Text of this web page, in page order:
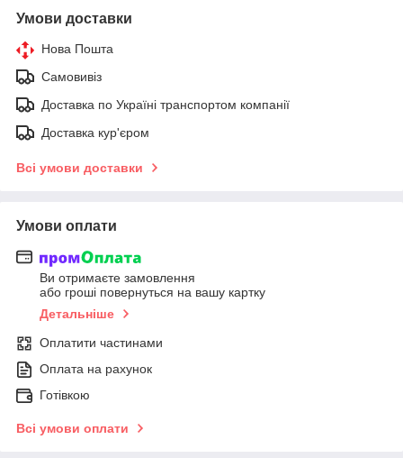
Умови доставки
Нова Пошта
Самовивіз
Доставка по Україні транспортом компанії
Доставка кур'єром
Всі умови доставки
Умови оплати
Ви отримаєте замовлення
або гроші повернуться на вашу картку
Детальніше
Оплатити частинами
Оплата на рахунок
Готівкою
Всі умови оплати